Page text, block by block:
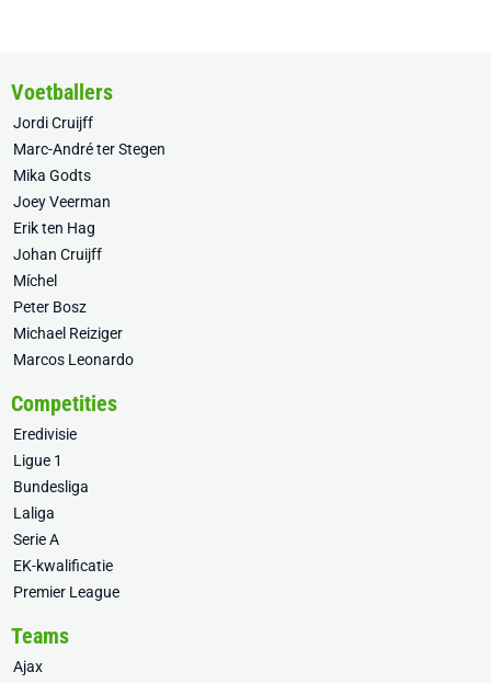
Voetballers
Jordi Cruijff
Marc-André ter Stegen
Mika Godts
Joey Veerman
Erik ten Hag
Johan Cruijff
Míchel
Peter Bosz
Michael Reiziger
Marcos Leonardo
Competities
Eredivisie
Ligue 1
Bundesliga
Laliga
Serie A
EK-kwalificatie
Premier League
Teams
Ajax